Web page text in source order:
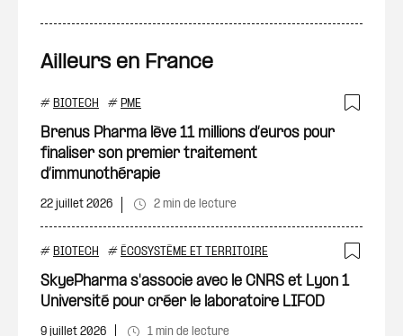
Ailleurs en France
# BIOTECH # PME
Brenus Pharma lève 11 millions d’euros pour
finaliser son premier traitement
d’immunothérapie
22 juillet 2026 2 min de lecture
# BIOTECH # ÉCOSYSTÈME ET TERRITOIRE
SkyePharma s'associe avec le CNRS et Lyon 1
Université pour créer le laboratoire LIFOD
9 juillet 2026 1 min de lecture